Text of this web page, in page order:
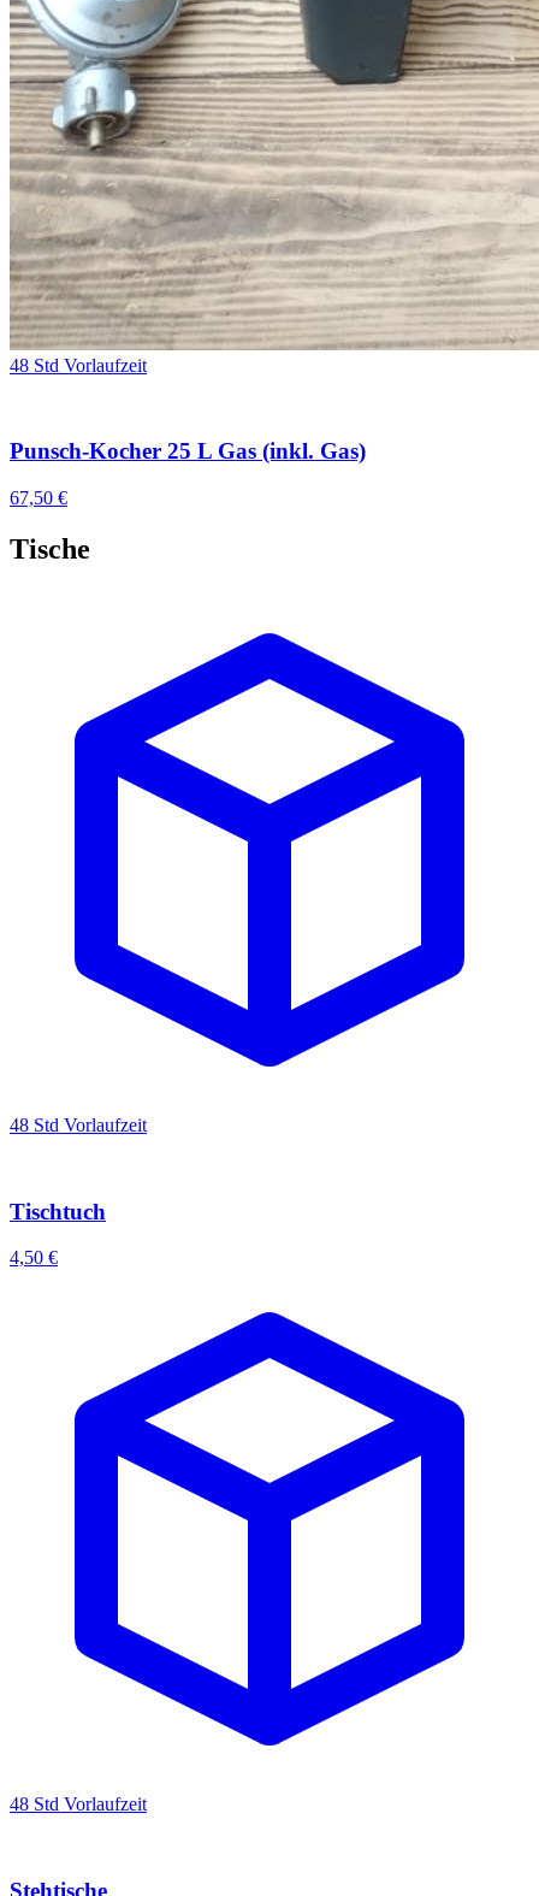
48 Std Vorlaufzeit
Punsch-Kocher 25 L Gas (inkl. Gas)
67,50 €
Tische
48 Std Vorlaufzeit
Tischtuch
4,50 €
48 Std Vorlaufzeit
Stehtische